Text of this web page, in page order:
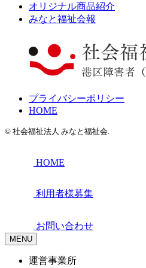
オリジナル商品紹介
みなと福祉会報
プライバシーポリシー
HOME
© 社会福祉法人 みなと福祉会.
HOME
利用者様募集
お問い合わせ
MENU
運営事業所